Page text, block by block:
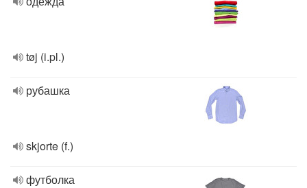
tøj (i.pl.)
рубашка
skjorte (f.)
футболка